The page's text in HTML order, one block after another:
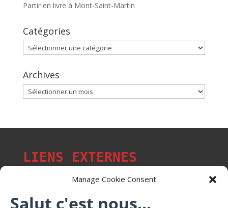
Manage Cookie Consent
Salut c'est nous...
Partir en livre à Mont-Saint-Martin
Catégories
Catégories
Archives
Archives
LIENS EXTERNES